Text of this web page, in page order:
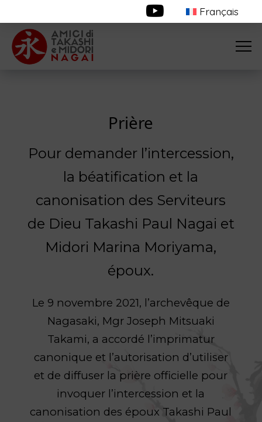
Français
Prière
Pour demander l’intercession,
la béatification et la
canonisation des Serviteurs
de Dieu Takashi Paul Nagai et
Midori Marina Moriyama,
époux.
Le 9 novembre 2021, l’archevêque de
Nagasaki, Mgr Joseph Mitsuaki
Takami, a accordé l’imprimatur
canonique et l’autorisation d’utiliser
et de diffuser la prière officielle pour
invoquer l’intercession et la
canonisation des époux Takashi Paul